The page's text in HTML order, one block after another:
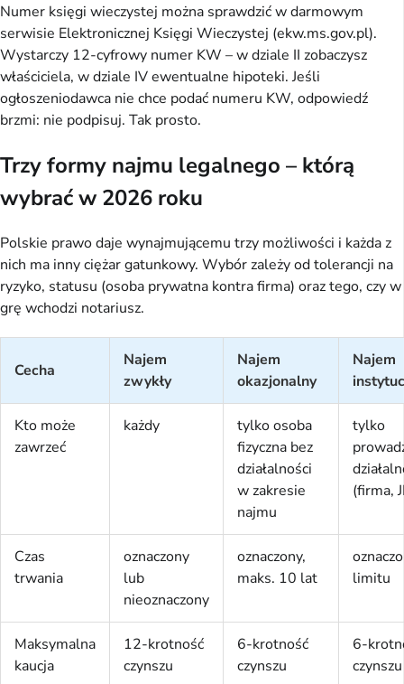
Numer księgi wieczystej można sprawdzić w darmowym
serwisie Elektronicznej Księgi Wieczystej (ekw.ms.gov.pl).
Wystarczy 12-cyfrowy numer KW – w dziale II zobaczysz
właściciela, w dziale IV ewentualne hipoteki. Jeśli
ogłoszeniodawca nie chce podać numeru KW, odpowiedź
brzmi: nie podpisuj. Tak prosto.
Trzy formy najmu legalnego – którą
wybrać w 2026 roku
Polskie prawo daje wynajmującemu trzy możliwości i każda z
nich ma inny ciężar gatunkowy. Wybór zależy od tolerancji na
ryzyko, statusu (osoba prywatna kontra firma) oraz tego, czy w
grę wchodzi notariusz.
Cecha
Najem
zwykły
Najem
okazjonalny
Najem
Kto może
zawrzeć
każdy
tylko osoba
fizyczna bez
działalności
w zakresie
najmu
tylko
(firma,
Czas
trwania
oznaczony
lub
nieoznaczony
oznaczony,
maks. 10 lat
limitu
Maksymalna
kaucja
12-krotność
czynszu
6-krotność
czynszu
6-
czynszu